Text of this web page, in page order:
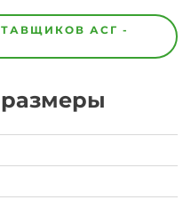
АСГ -